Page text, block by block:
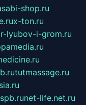
shop.ru
x-ton.ru
lyubov-i-grom.ru
tutmassage.ru
net-life.net.ru